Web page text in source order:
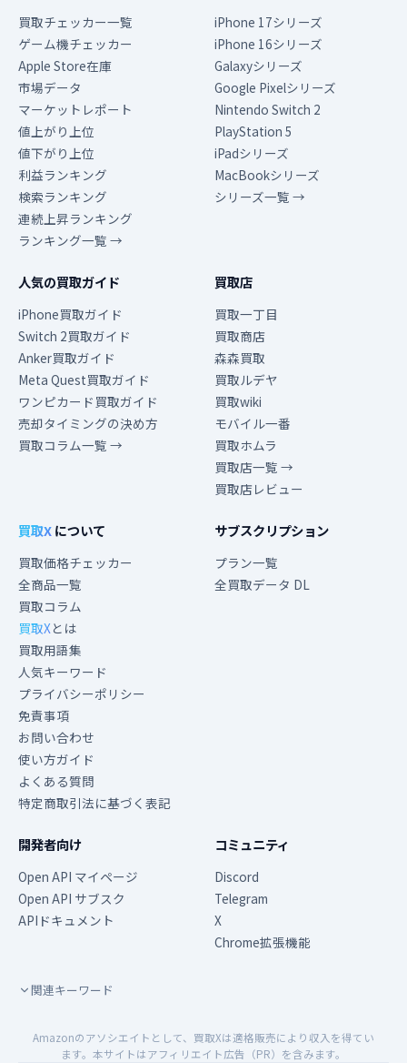
買取チェッカー一覧
ゲーム機チェッカー
Apple Store在庫
市場データ
マーケットレポート
値上がり上位
値下がり上位
利益ランキング
検索ランキング
連続上昇ランキング
ランキング一覧 →
iPhone 17シリーズ
iPhone 16シリーズ
Galaxyシリーズ
Google Pixelシリーズ
Nintendo Switch 2
PlayStation 5
iPadシリーズ
MacBookシリーズ
シリーズ一覧 →
人気の買取ガイド
iPhone買取ガイド
Switch 2買取ガイド
Anker買取ガイド
Meta Quest買取ガイド
ワンピカード買取ガイド
売却タイミングの決め方
買取コラム一覧 →
買取店
買取一丁目
買取商店
森森買取
買取ルデヤ
買取wiki
モバイル一番
買取ホムラ
買取店一覧 →
買取店レビュー
買取Xについて
買取価格チェッカー
全商品一覧
買取コラム
買取Xとは
買取用語集
人気キーワード
プライバシーポリシー
免責事項
お問い合わせ
使い方ガイド
よくある質問
特定商取引法に基づく表記
サブスクリプション
プラン一覧
全買取データ DL
開発者向け
Open API マイページ
Open API サブスク
APIドキュメント
コミュニティ
Discord
Telegram
X
Chrome拡張機能
関連キーワード
Amazonのアソシエイトとして、買取Xは適格販売により収入を得てい
ます。本サイトはアフィリエイト広告（PR）を含みます。